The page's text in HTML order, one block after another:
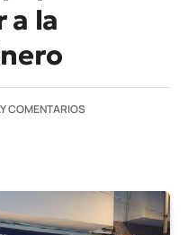
a la
COMENTARIOS